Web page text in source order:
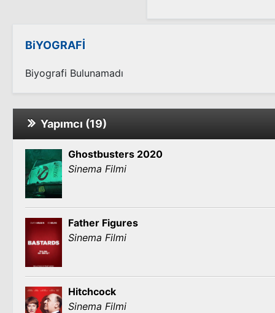
BiYOGRAFİ
Biyografi Bulunamadı
Yapımcı (19)
Ghostbusters 2020
Sinema Filmi
Father Figures
Sinema Filmi
Hitchcock
Sinema Filmi